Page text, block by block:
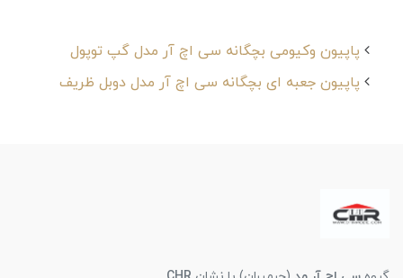
پاپیون وکیومی بچگانه سی اچ آر مدل گپ توپول
پاپیون جعبه ای بچگانه سی اچ آر مدل دوبل ظریف